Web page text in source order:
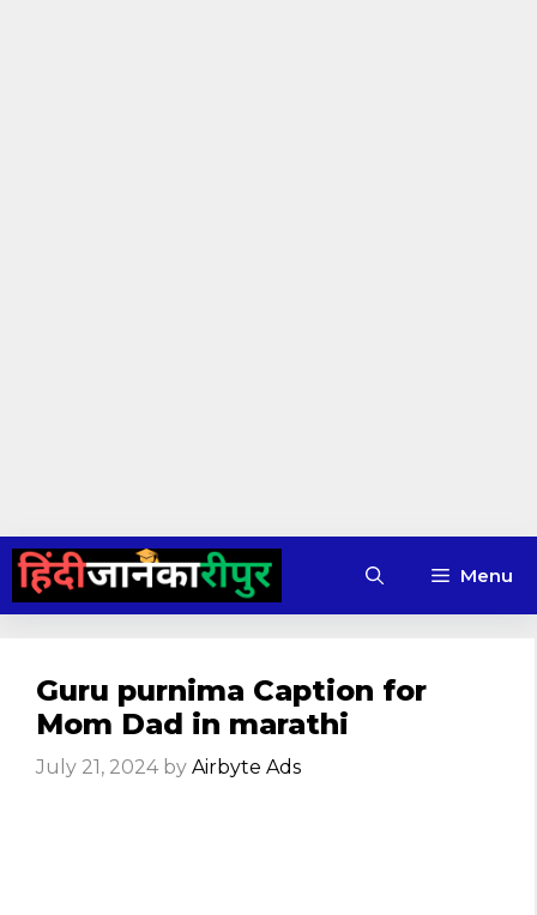
Skip
content
Menu
Guru purnima Caption for
Mom Dad in marathi
July 21, 2024 by Airbyte Ads